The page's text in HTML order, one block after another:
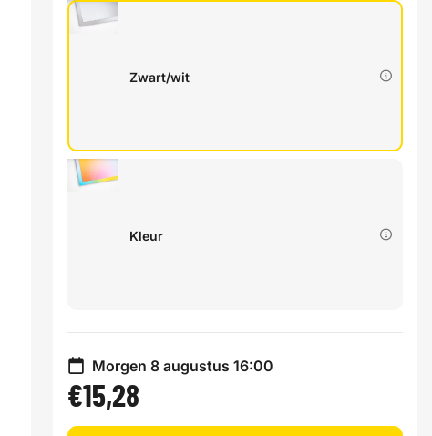
Zwart/wit
Kleur
Morgen 8 augustus 16:00
€15,28